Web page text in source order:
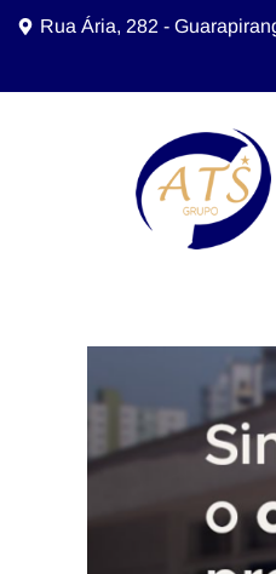
Rua Ária, 282 -